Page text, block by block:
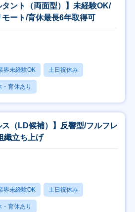
タント（両面型）】未経験OK/
ート/育休最長6年取得可
界未経験OK 土日祝休み
・育休あり
ス（LD候補）】反響型/フルフレ
織立ち上げ
界未経験OK 土日祝休み
・育休あり